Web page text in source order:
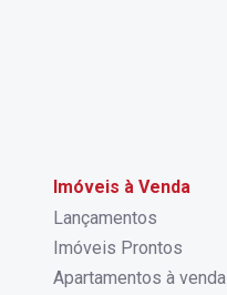
Imóveis à Venda
Lançamentos
Imóveis Prontos
Apartamentos à venda